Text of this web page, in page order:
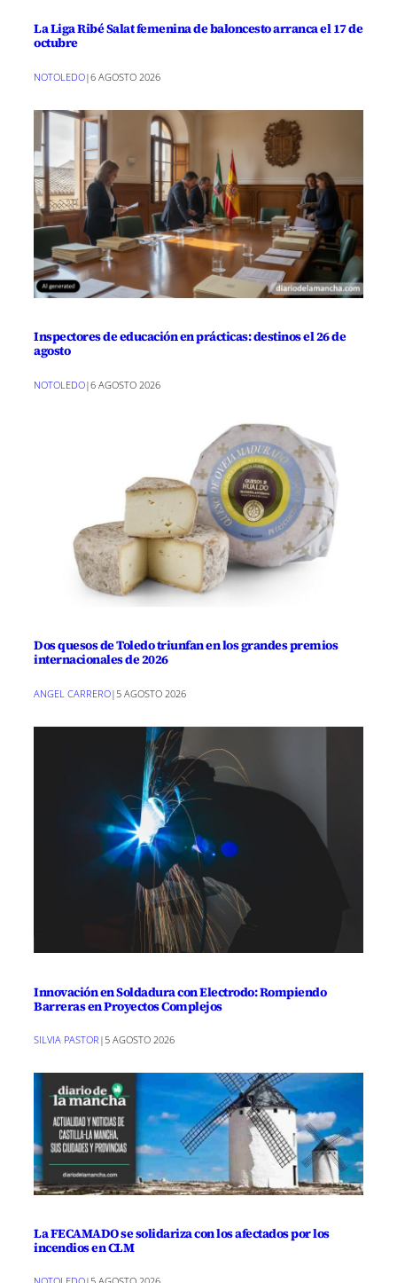
La Liga Ribé Salat femenina de baloncesto arranca el 17 de
octubre
NOTOLEDO|6 AGOSTO 2026
Inspectores de educación en prácticas: destinos el 26 de
agosto
NOTOLEDO|6 AGOSTO 2026
Dos quesos de Toledo triunfan en los grandes premios
internacionales de 2026
ANGEL CARRERO| 5 AGOSTO 2026
Innovación en Soldadura con Electrodo: Rompiendo
Barreras en Proyectos Complejos
SILVIA PASTOR |5 AGOSTO 2026
La FECAMADO se solidariza con los afectados por los
incendios en CLM